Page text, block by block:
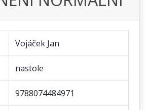
Vojáček Jan
nastole
9788074484971